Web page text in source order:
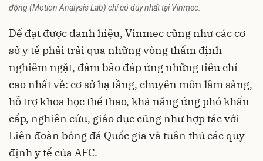
động (Motion Analysis Lab) chỉ có duy nhất tại Vinmec.
Để đạt được danh hiệu, Vinmeccũng như các cơ
sở y tế phải trải qua những vòng thẩm định
nghiêm ngặt, đảm bảo đáp ứng những tiêu chí
cao nhất về: cơ sở hạ tầng, chuyên môn lâm sàng,
hỗ trợ khoa học thể thao, khả năng ứng phó khẩn
cấp, nghiên cứu, giáo dục cũng như hợp tác với
Liên đoàn bóng đá Quốc gia và tuân thủ các quy
định y tế của AFC.